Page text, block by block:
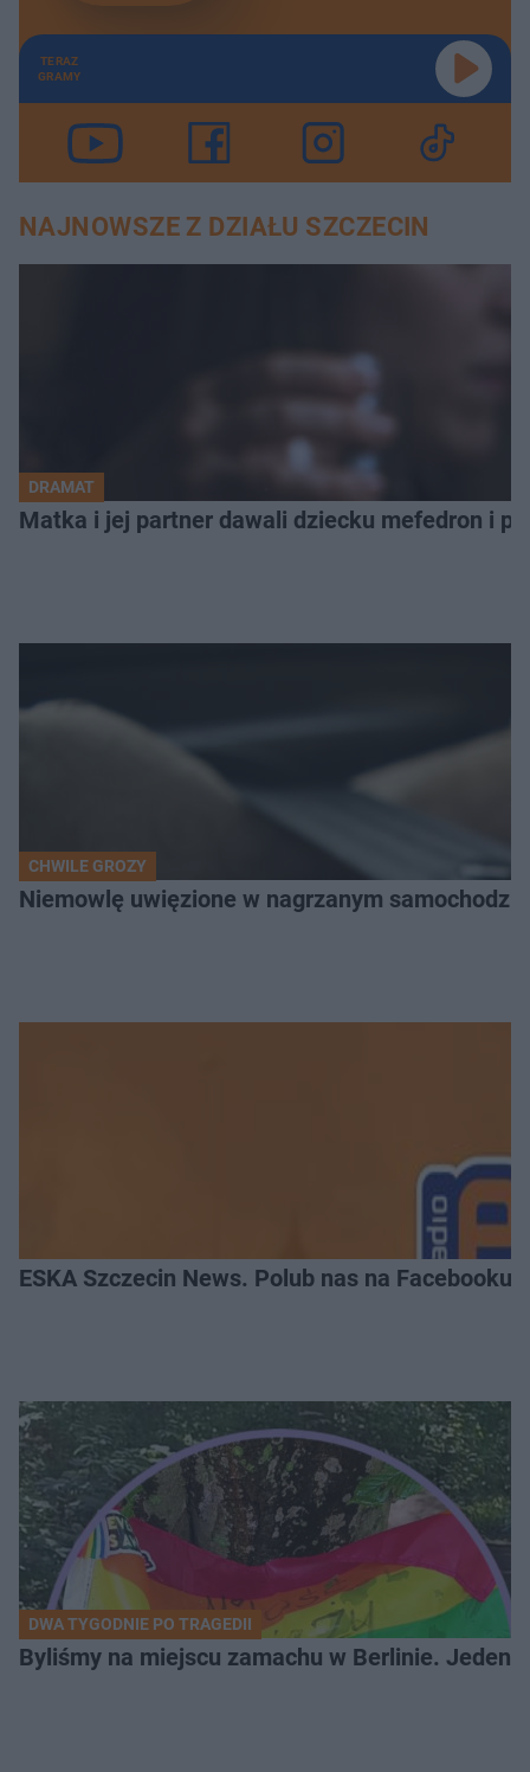
TERAZ
GRAMY
NAJNOWSZE Z DZIAŁU SZCZECIN
DRAMAT
Matka i jej partner dawali dziecku mefedron i
CHWILE GROZY
Niemowlę uwięzione w nagrzanym
ESKA Szczecin News. Polub nas na Facebooku!
DWA TYGODNIE PO TRAGEDII
Byliśmy na miejscu zamachu w Berlinie. Jeden